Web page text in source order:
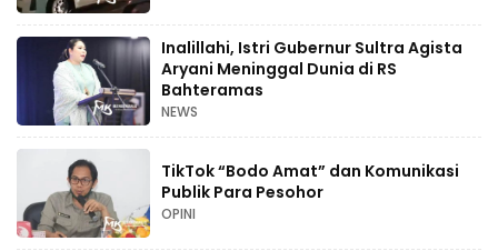
Inalillahi, Istri Gubernur Sultra Agista
Aryani Meninggal Dunia di RS
Bahteramas
NEWS
TikTok “Bodo Amat” dan Komunikasi
Publik Para Pesohor
OPINI